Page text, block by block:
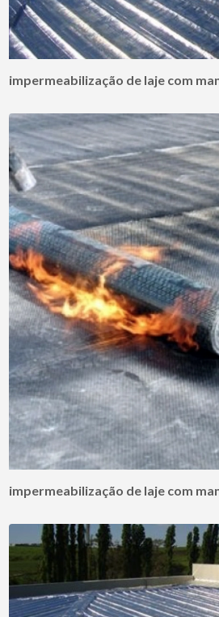
impermeabilização de laje com
impermeabilização de laje com